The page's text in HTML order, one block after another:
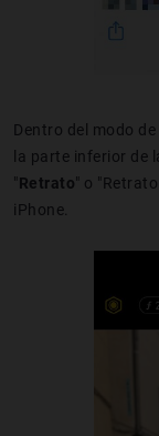
Dentro del modo
la parte inferior de
" Retrato" o
iPhone.